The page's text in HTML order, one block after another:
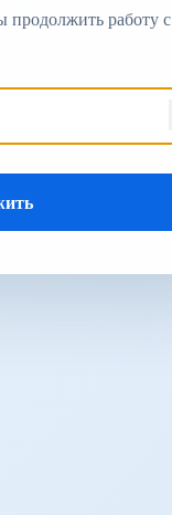
продолжить работу с